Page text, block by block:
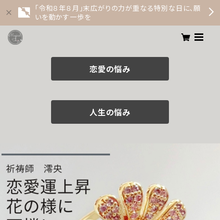
「令和８年８月」末広がりの力が重なる特別な日に、願
いを動かす一歩を
恋愛の悩み
人生の悩み